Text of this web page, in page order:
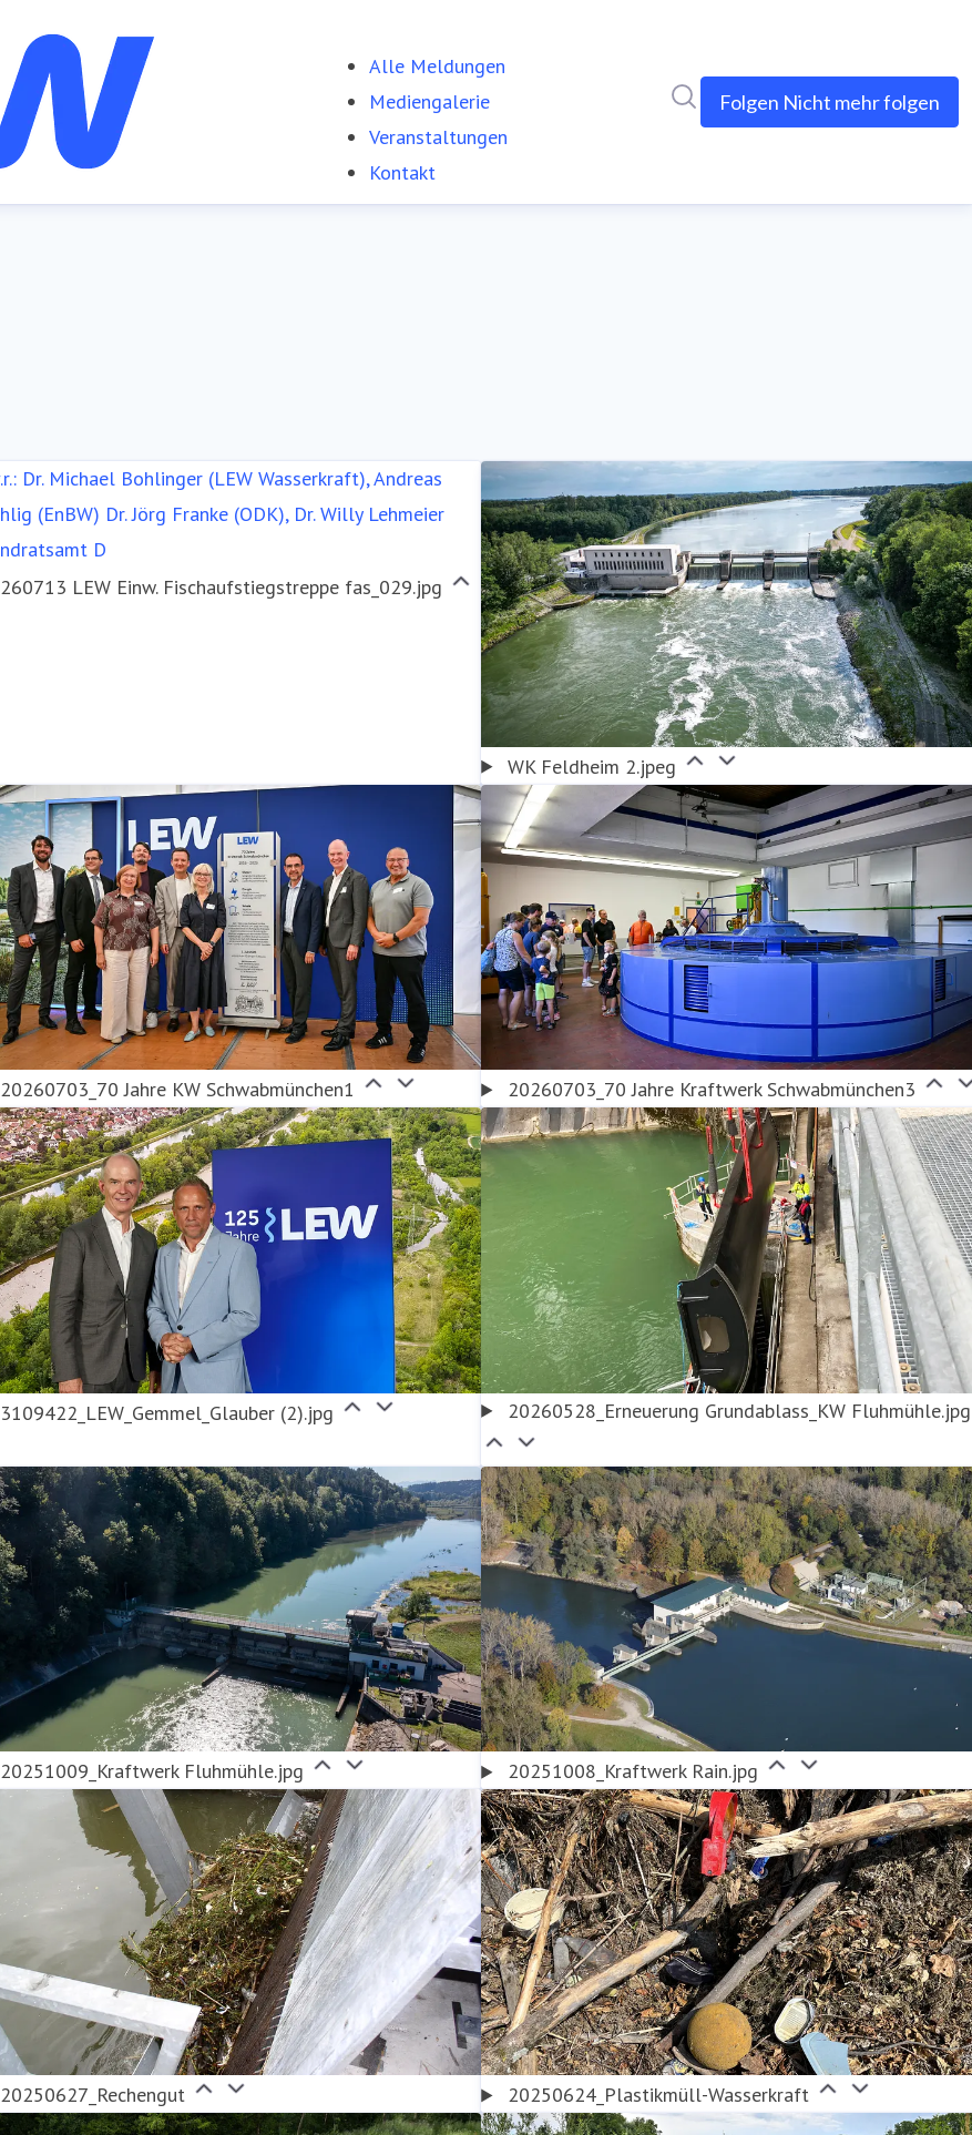
Alle Meldungen
Mediengalerie
Veranstaltungen
Kontakt
Folgen Nicht mehr folgen
260713 LEW Einw. Fischaufstiegstreppe fas_029.jpg
WK Feldheim 2.jpeg
20260703_70 Jahre KW Schwabmünchen1 20260703_70 Jahre Kraftwerk Schwabmünchen3
3109422_LEW_Gemmel_Glauber (2).jpg 20260528_Erneuerung Grundablass_KW Fluhmühle.jpg
20251009_Kraftwerk Fluhmühle.jpg 20251008_Kraftwerk Rain.jpg
20250627_Rechengut 20250624_Plastikmüll-Wasserkraft